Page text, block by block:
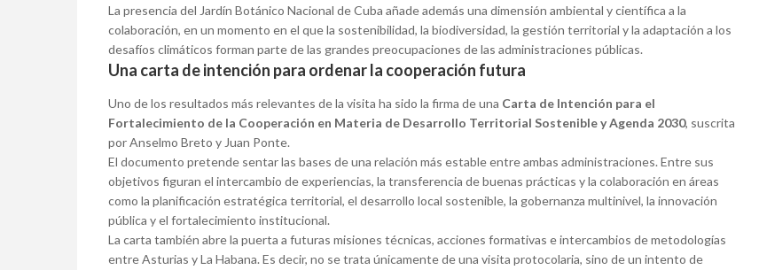
La presencia del Jardín Botánico Nacional de Cuba añade además una dimensión ambiental y científica a la
colaboración, en un momento en el que la sostenibilidad, la biodiversidad, la gestión territorial y la adaptación a los
desafíos climáticos forman parte de las grandes preocupaciones de las administraciones públicas.
Una carta de intención para ordenar la cooperación futura
Uno de los resultados más relevantes de la visita ha sido la firma de una Carta de Intención para el
Fortalecimiento de la Cooperación en Materia de Desarrollo Territorial Sostenible y Agenda 2030, suscrita
por Anselmo Breto y Juan Ponte.
El documento pretende sentar las bases de una relación más estable entre ambas administraciones. Entre sus
objetivos figuran el intercambio de experiencias, la transferencia de buenas prácticas y la colaboración en áreas
como la planificación estratégica territorial, el desarrollo local sostenible, la gobernanza multinivel, la innovación
pública y el fortalecimiento institucional.
La carta también abre la puerta a futuras misiones técnicas, acciones formativas e intercambios de metodologías
entre Asturias y La Habana. Es decir, no se trata únicamente de una visita protocolaria, sino de un intento de